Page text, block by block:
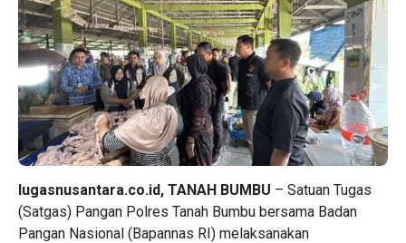
lugasnusantara.co.id, TANAH BUMBU – Satuan Tugas
(Satgas) Pangan Polres Tanah Bumbu bersama Badan
Pangan Nasional (Bapannas RI) melaksanakan